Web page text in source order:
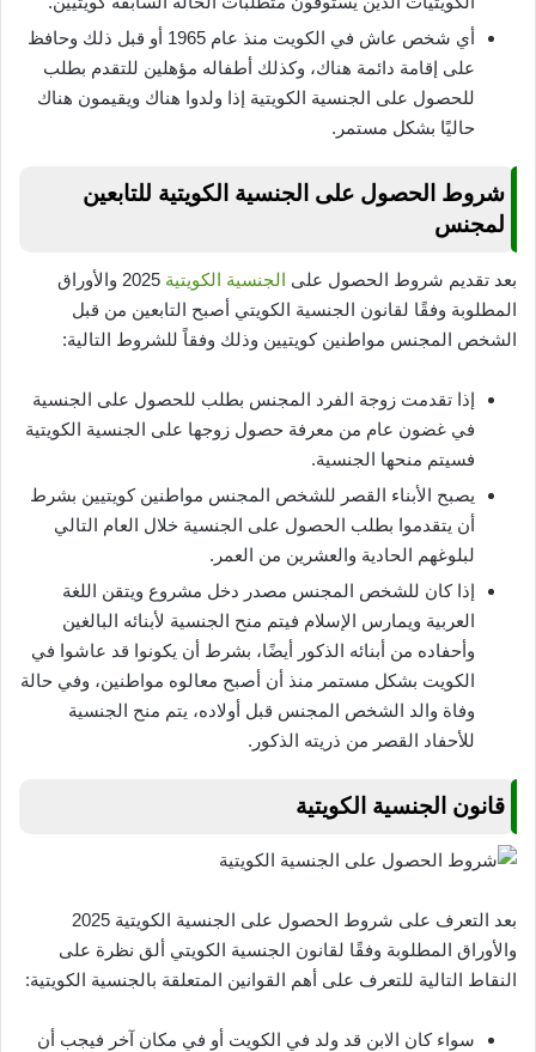
أي شخص عاش في الكويت منذ عام 1965 أو قبل ذلك وحافظ
على إقامة دائمة هناك، وكذلك أطفاله مؤهلين للتقدم بطلب
للحصول على الجنسية الكويتية إذا ولدوا هناك ويقيمون هناك
حاليًا بشكل مستمر.
شروط الحصول على الجنسية الكويتية للتابعين
لمجنس
بعد تقديم شروط الحصول على الجنسية الكويتية
2025 والأوراق
المطلوبة وفقًا لقانون الجنسية الكويتي أصبح التابعين من قبل
الشخص المجنس مواطنين كويتيين وذلك وفقاً للشروط التالية:
إذا تقدمت زوجة الفرد المجنس بطلب للحصول على الجنسية
في غضون عام من معرفة حصول زوجها على الجنسية الكويتية
فسيتم منحها الجنسية.
يصبح الأبناء القصر للشخص المجنس مواطنين كويتيين بشرط
أن يتقدموا بطلب الحصول على الجنسية خلال العام التالي
لبلوغهم الحادية والعشرين من العمر.
إذا كان للشخص المجنس مصدر دخل مشروع ويتقن اللغة
العربية ويمارس الإسلام فيتم منح الجنسية لأبنائه البالغين
وأحفاده من أبنائه الذكور أيضًا، بشرط أن يكونوا قد عاشوا في
الكويت بشكل مستمر منذ أن أصبح معالوه مواطنين، وفي حالة
وفاة والد الشخص المجنس قبل أولاده، يتم منح الجنسية
للأحفاد القصر من ذريته الذكور.
قانون الجنسية الكويتية
بعد التعرف على شروط الحصول على الجنسية الكويتية 2025
والأوراق المطلوبة وفقًا لقانون الجنسية الكويتي ألق نظرة على
النقاط التالية للتعرف على أهم القوانين المتعلقة بالجنسية الكويتية:
سواء كان الابن قد ولد في الكويت أو في مكان آخر فيجب أن